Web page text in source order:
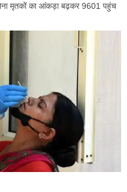
मृतकों का आंकड़ा बढ़कर 9601 पहुंच